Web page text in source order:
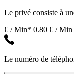
Le privé consiste à
€ / Min* 0.80 € / Min
Le numéro de